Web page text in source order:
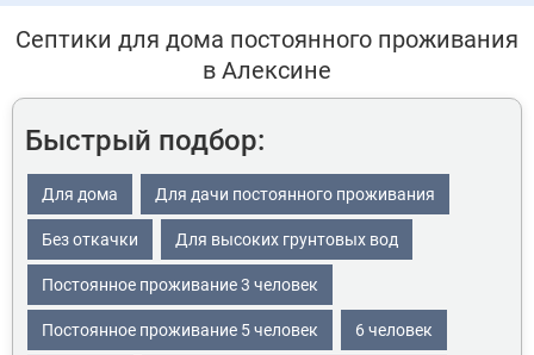
Септики для дома постоянного проживания
в Алексине
Быстрый подбор:
Для дома Для дачи постоянного проживания
Без откачки Для высоких грунтовых вод
Постоянное проживание 3 человек
Постоянное проживание 5 человек 6 человек